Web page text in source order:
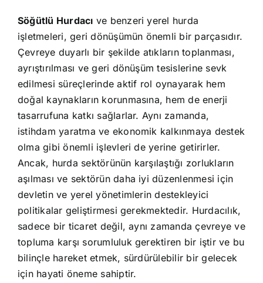
Söğütlü Hurdacı ve benzeri yerel hurda
işletmeleri, geri dönüşümün önemli bir parçasıdır.
Çevreye duyarlı bir şekilde atıkların toplanması,
ayrıştırılması ve geri dönüşüm tesislerine sevk
edilmesi süreçlerinde aktif rol oynayarak hem
doğal kaynakların korunmasına, hem de enerji
tasarrufuna katkı sağlarlar. Aynı zamanda,
istihdam yaratma ve ekonomik kalkınmaya destek
olma gibi önemli işlevleri de yerine getirirler.
Ancak, hurda sektörünün karşılaştığı zorlukların
aşılması ve sektörün daha iyi düzenlenmesi için
devletin ve yerel yönetimlerin destekleyici
politikalar geliştirmesi gerekmektedir. Hurdacılık,
sadece bir ticaret değil, aynı zamanda çevreye ve
topluma karşı sorumluluk gerektiren bir iştir ve bu
bilinçle hareket etmek, sürdürülebilir bir gelecek
için hayati öneme sahiptir.